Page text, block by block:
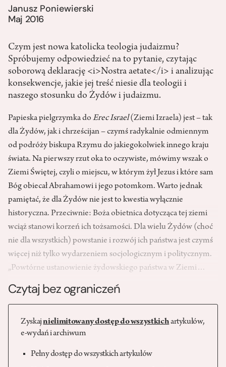
Janusz Poniewierski
Maj 2016
Czym jest nowa katolicka teologia judaizmu?
Spróbujemy odpowiedzieć na to pytanie, czytając
soborową deklarację <i>Nostra aetate</i> i analizując
konsekwencje, jakie jej treść niesie dla teologii i
naszego stosunku do Żydów i judaizmu.
Papieska pielgrzymka do Erec Israel(Ziemi Izraela) jest – tak
dla Żydów, jak i chrześcijan – czymś radykalnie odmiennym
od podróży biskupa Rzymu do jakiegokolwiek innego kraju
świata. Na pierwszy rzut oka to oczywiste, mówimy wszak o
Ziemi Świętej, czyli o miejscu, w którym żył Jezus i które sam
Bóg obiecał Abrahamowi i jego potomkom. Warto jednak
pamiętać, że dla Żydów nie jest to kwestia wyłącznie
historyczna. Przeciwnie: Boża obietnica dotycząca tej ziemi
wciąż stanowi korzeń ich tożsamości. Dla wielu Żydów (choć
nie dla wszystkich) powstanie i rozwój ich państwa jest czymś
więcej niż tylko wydarzeniem socjologicznym i politycznym.
„Powtórne ustanowienie żydowskiego państwa w Ziemi…
Czytaj bez ograniczeń
Zyskajnielimitowany dostęp do wszystkichartykułów,
e-wydań i archiwum
Pełny dostęp do wszystkich artykułów